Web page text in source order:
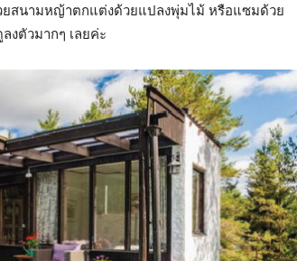
ยสนามหญ้าตกแต่งด้วยแปลงพุ่มไม้ หรือแซมด้วย
งตัวมากๆ เลยค่ะ